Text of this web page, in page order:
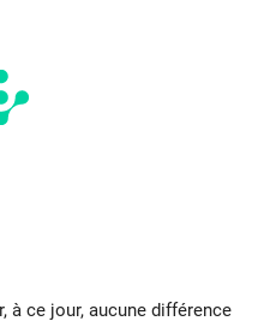
à ce jour, aucune différence